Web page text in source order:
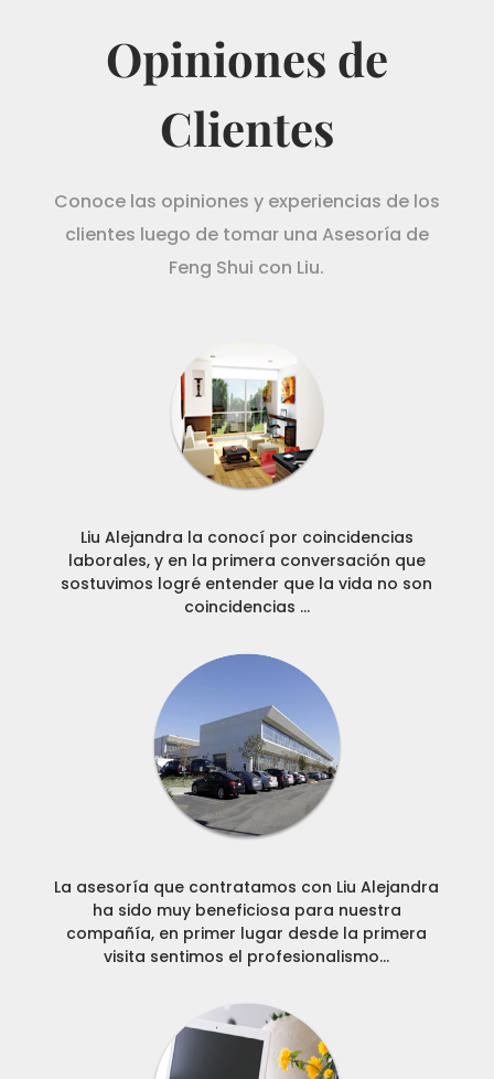
Opiniones de
Clientes
Conoce las opiniones y experiencias de los
clientes luego de tomar una Asesoría de
Feng Shui con Liu.
Liu Alejandra la conocí por coincidencias
laborales, y en la primera conversación que
sostuvimos logré entender que la vida no son
coincidencias ...
La asesoría que contratamos con Liu Alejandra
ha sido muy beneficiosa para nuestra
compañía, en primer lugar desde la primera
visita sentimos el profesionalismo...